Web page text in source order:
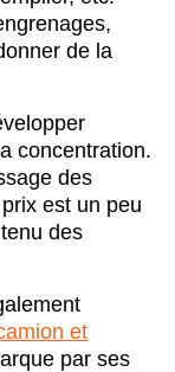
de la
concentration.
des
est un peu
des
et
par ses